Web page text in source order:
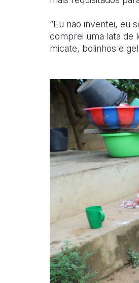
“Eu não inventei, eu
comprei uma lata de
micate, bolinhos e